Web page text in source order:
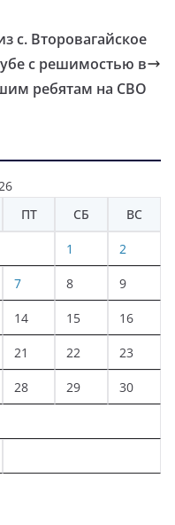
с. Второвагайское
с решимостью в
ребятам на СВО
ПТ СБ ВС
1 2
7 8 9
14 15 16
21 22 23
28 29 30